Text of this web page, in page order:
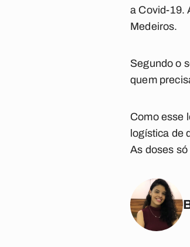
a Covid-19.
Medeiros.
Segundo o
quem
Como esse
logística de
As doses